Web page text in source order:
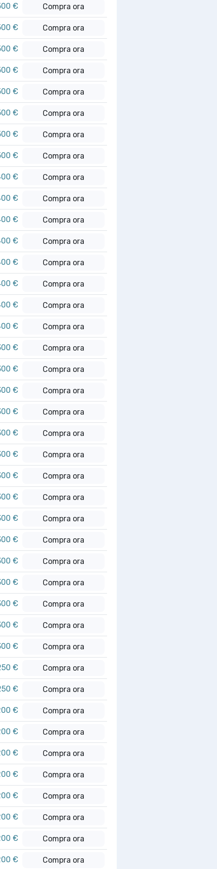
€ Compra ora
€ Compra ora
€ Compra ora
€ Compra ora
€ Compra ora
€ Compra ora
€ Compra ora
€ Compra ora
€ Compra ora
€ Compra ora
€ Compra ora
€ Compra ora
€ Compra ora
€ Compra ora
€ Compra ora
€ Compra ora
€ Compra ora
€ Compra ora
€ Compra ora
€ Compra ora
€ Compra ora
€ Compra ora
€ Compra ora
€ Compra ora
€ Compra ora
€ Compra ora
€ Compra ora
€ Compra ora
€ Compra ora
€ Compra ora
€ Compra ora
€ Compra ora
€ Compra ora
€ Compra ora
€ Compra ora
€ Compra ora
€ Compra ora
€ Compra ora
€ Compra ora
€ Compra ora
€ Compra ora